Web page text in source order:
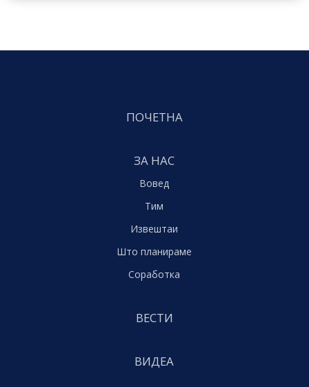
ПОЧЕТНА
ЗА НАС
Вовед
Тим
Извештаи
Што планираме
Соработка
ВЕСТИ
ВИДЕА